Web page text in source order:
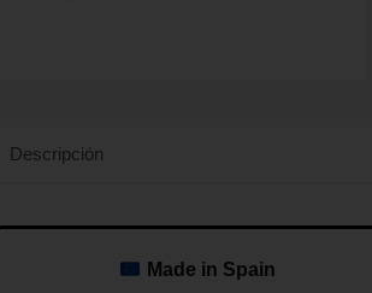
Descripción
Made in Spain